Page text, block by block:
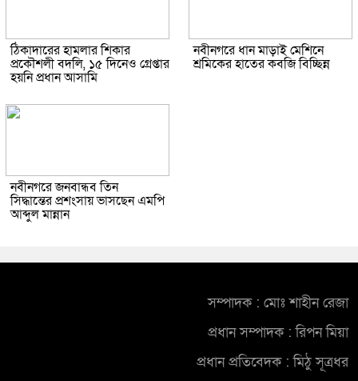
ঠিকাদারের হামলার শিকার
প্রকৌশলী বদলি, ১৫ দিনেও গ্রেপ্তার
হয়নি প্রধান আসামি
নবীনগরে ধান মাড়াই মেশিনে
শ্রমিকের হাতের কবজি বিচ্ছিন্ন
নবীনগরে জনবান্ধব তিন
সিদ্ধান্তের প্রশংসায় ভাসছেন এমপি
আব্দুল মান্নান
সম্পাদক : মোঃ শাহীন রেজা
প্রধান সম্পাদক : রিপন মিয়া
প্রধান প্রতিবেদক : মিঠু সূত্রধর